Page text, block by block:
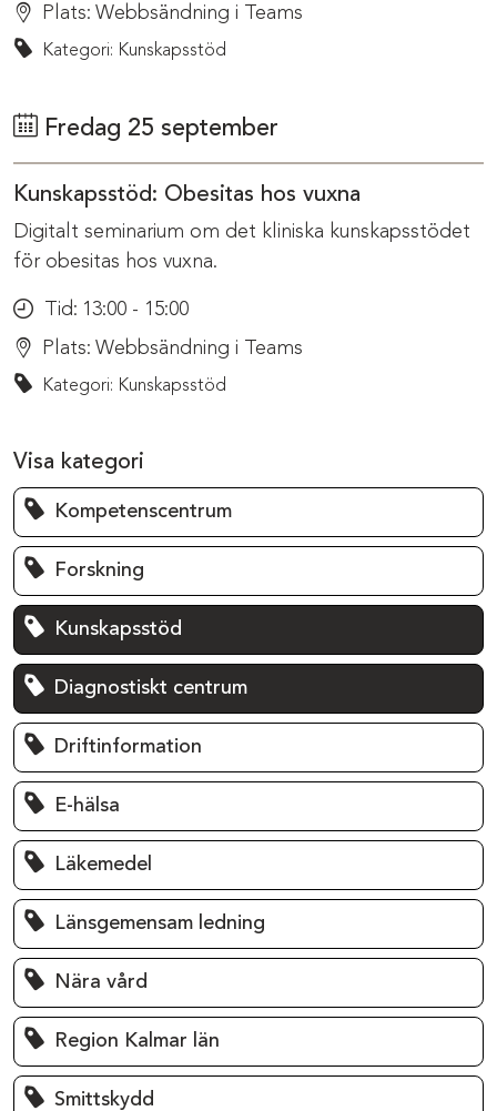
Plats: Webbsändning i Teams
Kategori: Kunskapsstöd
Fredag 25 september
Kunskapsstöd: Obesitas hos vuxna
Digitalt seminarium om det kliniska kunskapsstödet
för obesitas hos vuxna.
Tid: 13:00 - 15:00
Plats: Webbsändning i Teams
Kategori: Kunskapsstöd
Visa kategori
Kompetenscentrum
Forskning
Kunskapsstöd
Diagnostiskt centrum
Driftinformation
E-hälsa
Läkemedel
Länsgemensam ledning
Nära vård
Region Kalmar län
Smittskydd